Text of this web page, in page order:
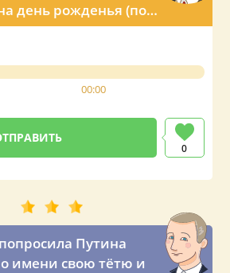
день рожденья (по
00:00
0
Путина
имени свою тётю и